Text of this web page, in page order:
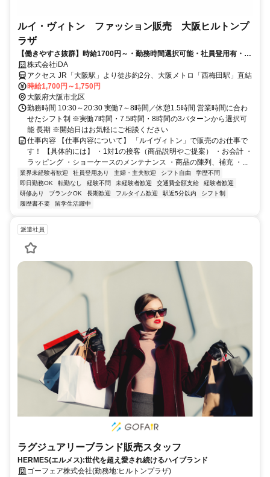
ルイ・ヴィトン ファッション販売 大阪ヒルトンプ
ラザ
【働きやすさ抜群】時給1700円～・勤務時間選択可能・社員登用有・完
全週休2日制
株式会社iDA
アクセス JR「大阪駅」より徒歩約2分、大阪メトロ「西梅田駅」直結
時給1,700円～1,750円
大阪府大阪市北区
勤務時間 10:30～20:30 実働7～8時間／休憩1.5時間 営業時間に合わ
せたシフト制 ※実働7時間・7.5時間・8時間の3パターンから選択可
能 長期 ※開始日はお気軽にご相談ください
仕事内容 【仕事内容について】 「ルイヴィトン」で販売のお仕事で
す！ 【具体的には】 ・1対1の接客（商品説明やご提案） ・お会計 ・
ラッピング ・ショーケースのメンテナンス ・商品の陳列、補充 ・...
業界未経験者歓迎 社員登用あり 主婦・主夫歓迎 シフト自由
学歴不問
即日勤務OK
転勤なし 経験不問 未経験者歓迎 交通費全額支給
経験者歓迎
研修あり
ブランクOK 長期歓迎 フルタイム歓迎 駅近5分以内
シフト制
履歴書不要
留学生活躍中
派遣社員
ラグジュアリーブランド販売スタッフ
HERMES(エルメス):世代を超え愛され続けるハイブランド
ゴーフェア株式会社(勤務地:ヒルトンプラザ)